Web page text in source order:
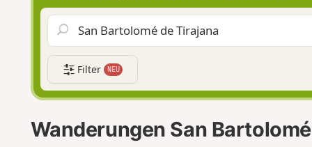
Filter NEU
Wanderungen San